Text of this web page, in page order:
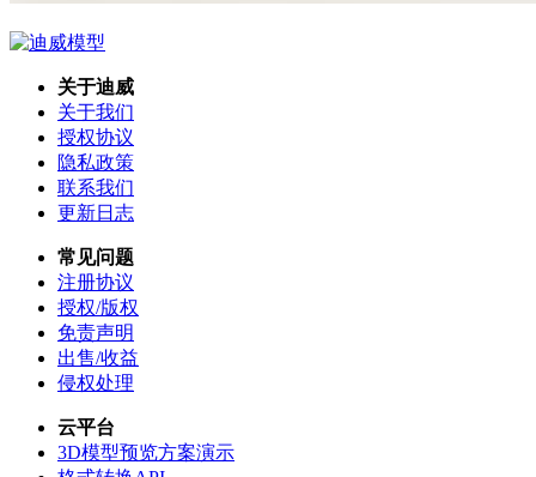
关于迪威
关于我们
授权协议
隐私政策
联系我们
更新日志
常见问题
注册协议
授权/版权
免责声明
出售/收益
侵权处理
云平台
3D模型预览方案演示